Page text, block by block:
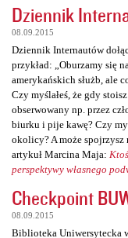
Dziennik
08.09.2015
Dziennik Internautów
przykład: „Oburzamy się
amerykańskich służb, ale
Czy myślałeś, że gdy
obserwowany np. przez
biurku i pije kawę? Czy
okolicy? A może spojrzysz
artykuł Marcina Maja:
perspektywy własnego
Checkpoint
08.09.2015
Biblioteka Uniwersytecka